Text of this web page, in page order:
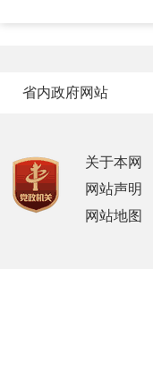
省内政府网站
关于本网
网站声明
网站地图